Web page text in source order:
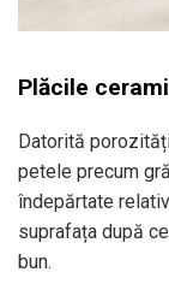
Plăcile
Datorită
petele precum
îndepărtate
suprafața după
bun.